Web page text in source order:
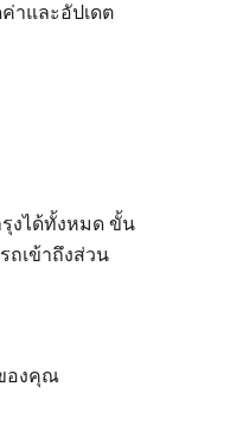
าและอัปเดต
งได้ทั้งหมด ขั้น
ถเข้าถึงส่วน
องคุณ